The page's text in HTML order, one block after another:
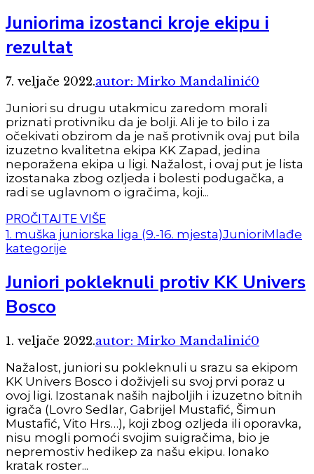
Juniorima izostanci kroje ekipu i
rezultat
7. veljače 2022.autor: Mirko Mandalinić0
Juniori su drugu utakmicu zaredom morali
priznati protivniku da je bolji. Ali je to bilo i za
očekivati obzirom da je naš protivnik ovaj put bila
izuzetno kvalitetna ekipa KK Zapad, jedina
neporažena ekipa u ligi. Nažalost, i ovaj put je lista
izostanaka zbog ozljeda i bolesti podugačka, a
radi se uglavnom o igračima, koji...
PROČITAJTE VIŠE
1. muška juniorska liga (9.-16. mjesta)JunioriMlađe
kategorije
Juniori pokleknuli protiv KK Univers
Bosco
1. veljače 2022.autor: Mirko Mandalinić0
Nažalost, juniori su pokleknuli u srazu sa ekipom
KK Univers Bosco i doživjeli su svoj prvi poraz u
ovoj ligi. Izostanak naših najboljih i izuzetno bitnih
igrača (Lovro Sedlar, Gabrijel Mustafić, Šimun
Mustafić, Vito Hrs…), koji zbog ozljeda ili oporavka,
nisu mogli pomoći svojim suigračima, bio je
nepremostiv hedikep za našu ekipu. Ionako
kratak roster...